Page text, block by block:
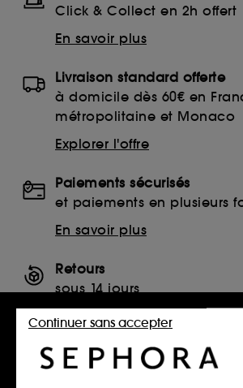
Click & Collect en 2h offert
En savoir plus
Livraison standard offerte
à domicile dès 60€ en
métropolitaine et Monaco
Explorer l'offre
Paiements sécurisés
et paiements en plusieurs
En savoir plus
Retours
sous 14 jours
Retourner mon article
SERVICES, CONTACT ET CONDITIONS DES
Continuer sans accepter